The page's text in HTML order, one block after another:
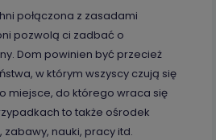
połączona z zasadami
pozwolą ci zadbać o
Dom powinien być przecież
w którym wszyscy czują się
miejsce, do którego wraca się
to także ośrodek
zabawy, nauki, pracy itd.